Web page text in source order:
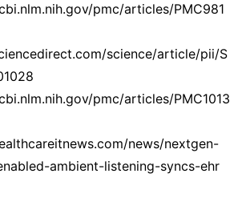
pmc/articles/PMC981
science/article/pii/S
pmc/articles/PMC1013
news/nextgen-
ambient-listening-syncs-ehr